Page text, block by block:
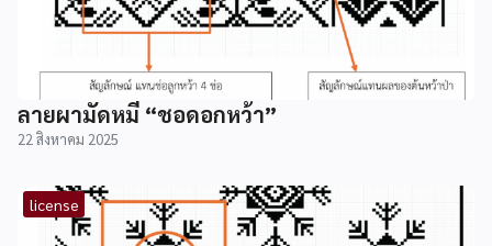
ลายผามัดหมี่ “ชอดอกหว้า”
22 สิงหาคม 2025
license